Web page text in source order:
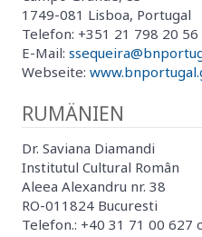
1749-081 Lisboa, Portugal
Telefon: +351 21 798 20 56
E-Mail:
Webseite:
RUMÄNIEN
Dr. Saviana Diamandi
Institutul Cultural Român
Aleea Alexandru nr. 38
RO-011824 Bucuresti
Telefon.: +40 31 71 00 627